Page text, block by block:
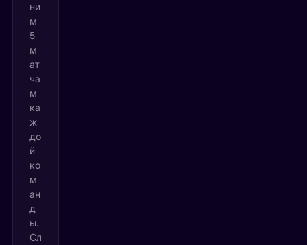
ни
м
5
м
ат
ча
м
ка
ж
до
й
ко
м
ан
д
ы.
Сл